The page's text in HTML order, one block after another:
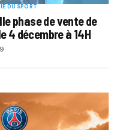
DU SPORT
phase de vente de
4 décembre à 14H